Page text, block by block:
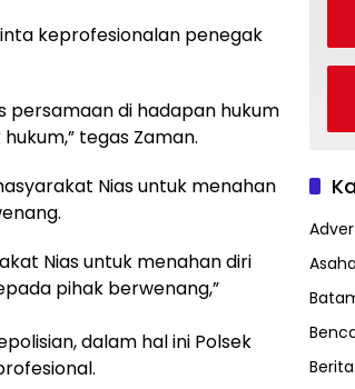
keprofesionalan penegak
persamaan di hadapan hukum
tegas Zaman.
Nias untuk menahan
Nias untuk menahan diri
pihak berwenang,”
dalam hal ini Polsek
Berita